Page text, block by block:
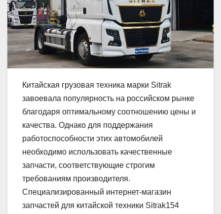
Китайская грузовая техника марки Sitrak
завоевала популярность на российском рынке
благодаря оптимальному соотношению цены и
качества. Однако для поддержания
работоспособности этих автомобилей
необходимо использовать качественные
запчасти, соответствующие строгим
требованиям производителя.
Специализированный интернет-магазин
запчастей для китайской техники Sitrak154